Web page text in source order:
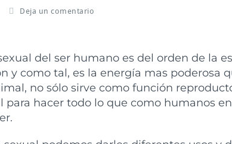
Deja un comentario
del ser humano es del orden de la
y como tal, es la energía mas poderosa
no sólo sirve como función
para hacer todo lo que como humanos